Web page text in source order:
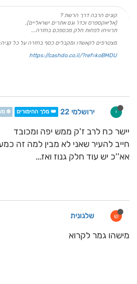
קונים הרבה דרך הרשת ?
(אליאקספרס וכדו' וגם אתרים ישראליים),
תרוויחו לפחות חלק מכספכם בחזרה...
מצטרפים לקאשדו ומקבלים כסף בחזרה על כל קניה:
https://cashdo.co.il/?ref=koBMDU
י ירושלמי 22 👑 מלך ההימורים ❄️
יישר כח לרב ז'ק ממש יפה ומכובד
חייב להעיר שאני לא מבין למה זה
אא''כ יש עוד חלק גנוז ואז...
ש שלגונית
מישהו גמר לקרוא